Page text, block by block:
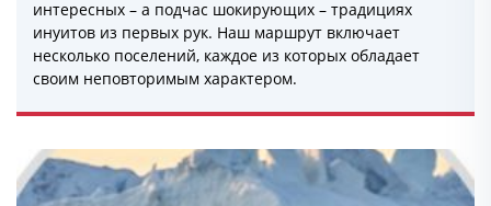
интересных – а подчас шокирующих – традициях
инуитов из первых рук. Наш маршрут включает
несколько поселений, каждое из которых обладает
своим неповторимым характером.